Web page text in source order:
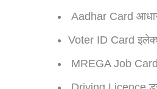
Aadhar Card
Voter ID Card
MREGA Job Card